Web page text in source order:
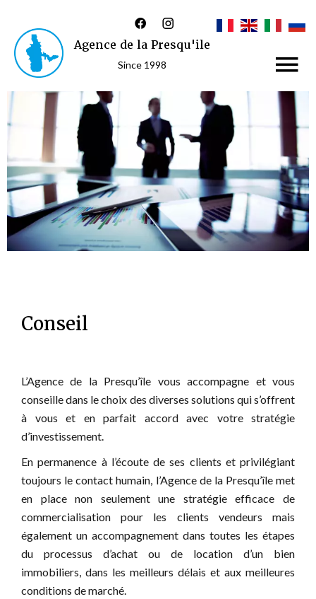
Agence de la Presqu'ile
Since 1998
Conseil
L’Agence de la Presqu’île vous accompagne et vous
conseille dans le choix des diverses solutions qui s’offrent
à vous et en parfait accord avec votre stratégie
d’investissement.
En permanence à l’écoute de ses clients et privilégiant
toujours le contact humain, l’Agence de la Presqu’île met
en place non seulement une stratégie efficace de
commercialisation pour les clients vendeurs mais
également un accompagnement dans toutes les étapes
du processus d’achat ou de location d’un bien
immobiliers, dans les meilleurs délais et aux meilleures
conditions de marché.